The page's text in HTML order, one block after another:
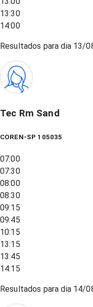
13:30
14:00
Resultados para dia 13/
Tec Rm Sand
COREN-SP 105035
07:00
07:30
08:00
08:30
09:15
09:45
10:15
13:15
13:45
14:15
Resultados para dia 14/